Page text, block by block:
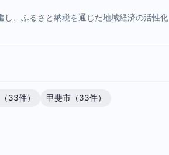
、ふるさと納税を通じた地域経済の活性化
33件） 甲斐市（33件）